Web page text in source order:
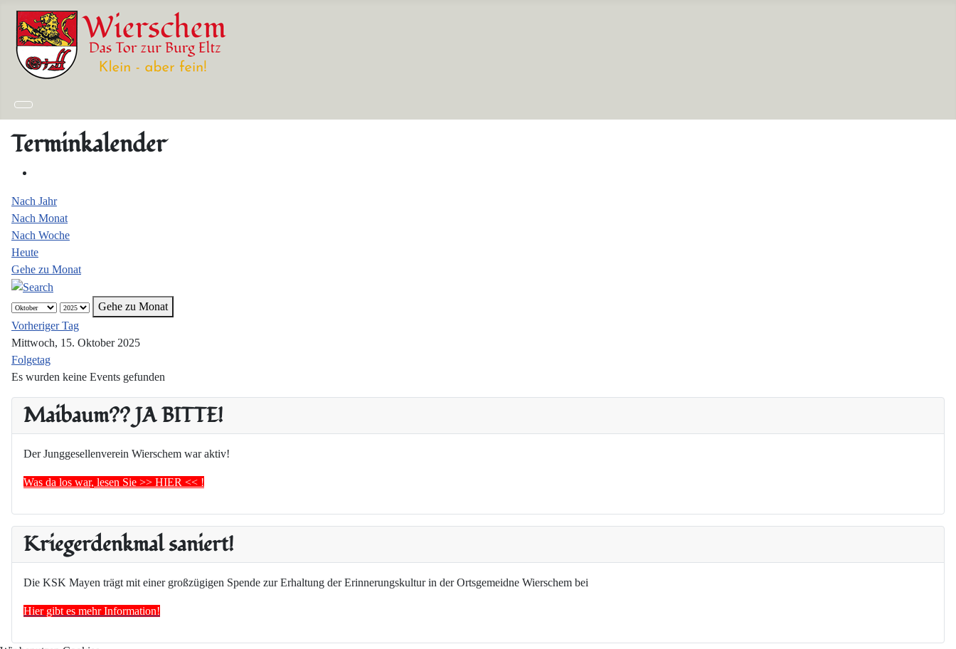
Maibaum?? JA BITTE!
Der Junggesellenverein Wierschem war aktiv!
Was da los war, lesen Sie >> HIER << !
Kriegerdenkmal saniert!
Die KSK Mayen trägt mit einer großzügigen Spende zur Erhaltung der Erinnerungskultur in der Ortsgemeidne Wierschem bei
Hier gibt es mehr Information!
Terminkalender
Nach Jahr
Nach Monat
Nach Woche
Heute
Gehe zu Monat
Gehe zu Monat
Vorheriger Tag
Mittwoch, 15. Oktober 2025
Folgetag
Es wurden keine Events gefunden